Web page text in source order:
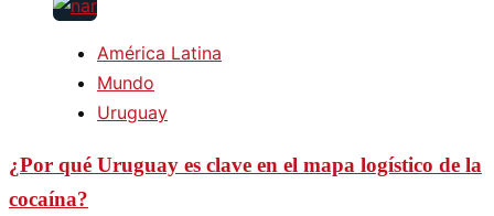
América Latina
Mundo
Uruguay
¿Por qué Uruguay es clave en el mapa logístico de la
cocaína?